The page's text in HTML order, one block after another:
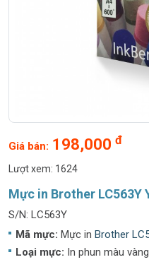
Mực in Brother LC563Y
S/N: LC563Y
Mã mực: Mực in Brother
Loại mực: In phun màu vàng
Giá bán: 198,000 đ
Lượt xem: 1624